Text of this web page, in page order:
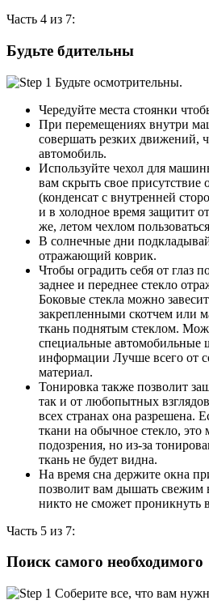
Часть 4 из 7:
Будьте бдительны
Чередуйте места стоянки
При перемещениях внутри
совершать резких движений,
автомобиль.
Используйте чехол для
вам скрыть свое
(конденсат с внутренней
и в холодное время защитит
же, летом чехлом
В солнечные дни
отражающий коврик.
Чтобы оградить себя от глаз
заднее и переднее стекло
Боковые стекла можно
закрепленными скотчем или
ткань поднятым стеклом.
специальные
информации Лучше всего от
материал.
Тонировка также позволит
так и от любопытных
всех странах она разрешена.
ткани на обычное стекло, это
подозрения, но из-за
ткань не будет видна.
На время сна держите окна
позволит вам дышать свежим
никто не сможет проникнуть
Часть 5 из 7:
Поиск самого необходимого